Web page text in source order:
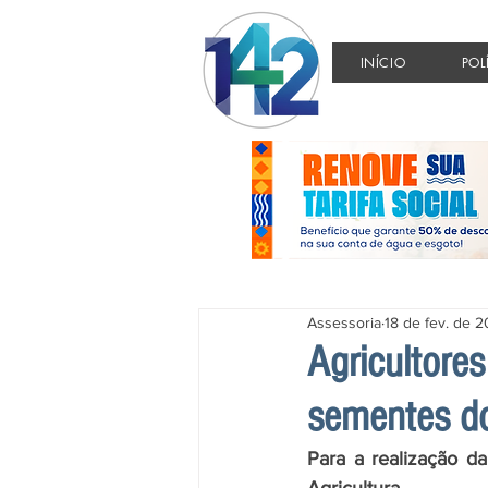
INÍCIO
sementes
Assessoria18 de fev. de
Para a realização